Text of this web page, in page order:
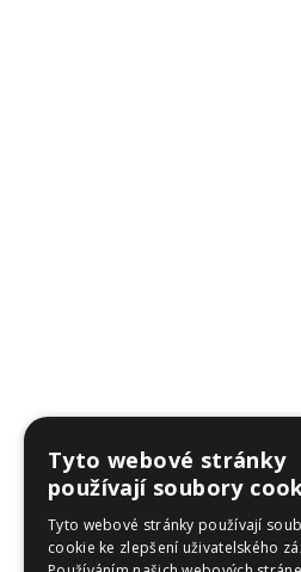
Tyto webové stránky
používají soubory
Tyto webové stránky používají
cookie ke zlepšení uživatelského